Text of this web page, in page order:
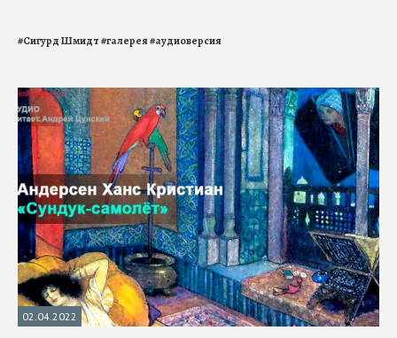
#Сигурд Шмидт#галерея#аудиоверсия
02.04.2022